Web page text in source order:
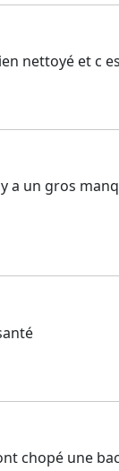
nettoyé et c
a un gros
chopé une